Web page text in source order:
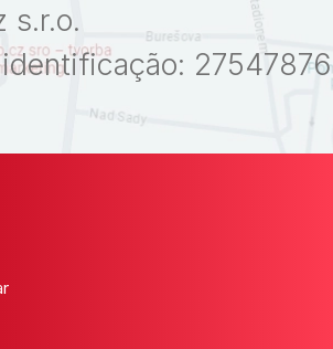
s.r.o.
27547876